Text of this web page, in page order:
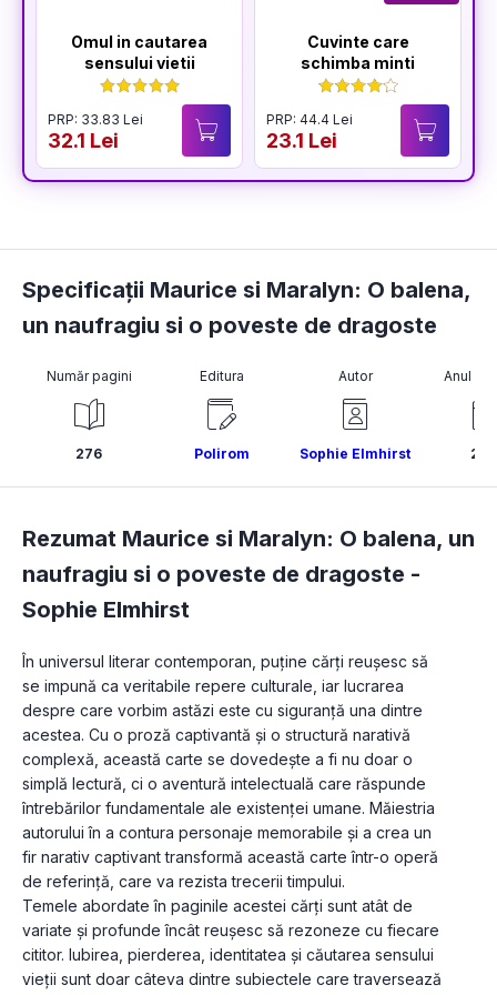
Omul in cautarea
sensului vietii
PRP: 33.83 Lei
32.1 Lei
Cuvinte care
schimba minti
PRP: 44.4 Lei
23.1 Lei
Specificații Maurice si Maralyn: O balena,
un naufragiu si o poveste de dragoste
Număr pagini
276
Editura
Polirom
Autor
Sophie Elmhirst
Anul
Rezumat Maurice si Maralyn: O balena, un
naufragiu si o poveste de dragoste -
Sophie Elmhirst
În universul literar contemporan, puține cărți reușesc să
se impună ca veritabile repere culturale, iar lucrarea
despre care vorbim astăzi este cu siguranță una dintre
acestea. Cu o proză captivantă și o structură narativă
complexă, această carte se dovedește a fi nu doar o
simplă lectură, ci o aventură intelectuală care răspunde
întrebărilor fundamentale ale existenței umane. Măiestria
autorului în a contura personaje memorabile și a crea un
fir narativ captivant transformă această carte într-o operă
de referință, care va rezista trecerii timpului.
Temele abordate în paginile acestei cărți sunt atât de
variate și profunde încât reușesc să rezoneze cu fiecare
cititor. Iubirea, pierderea, identitatea și căutarea sensului
vieții sunt doar câteva dintre subiectele care traversează